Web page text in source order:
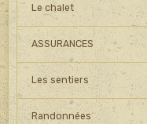
Le chalet
ASSURANCES
Les sentiers
Randonnées